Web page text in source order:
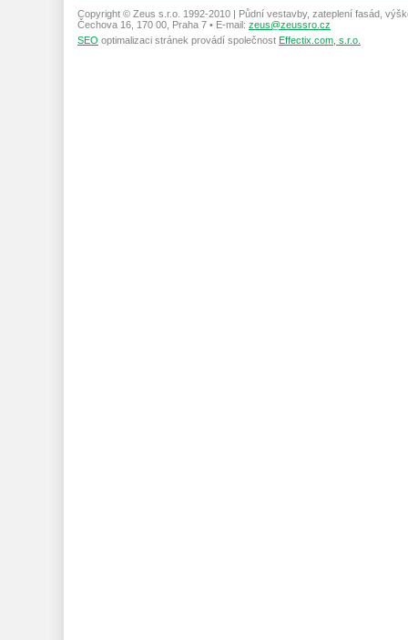
Copyright © Zeus s.r.o. 1992-2010 | Půdní vestavby, zateplení fasád,
Čechova 16, 170 00, Praha 7 • E-mail: zeus@zeussro.cz
SEO optimalizaci stránek provádí společnost Effectix.com, s.r.o.